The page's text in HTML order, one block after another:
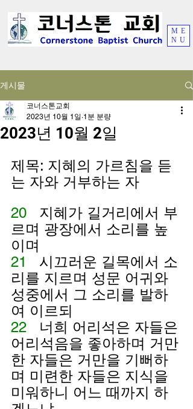
ME
NU
게시물
2023년 10월 2일
코너스톤교회
2023년 10월 1일 1분 분량
제목: 지혜의 가르침을 듣
는 자와 거부하는 자
20 지혜가 길거리에서 부
르며 광장에서 소리를 높
이며
21 시끄러운 길목에서 소
리를 지르며 성문 어귀와
성중에서 그 소리를 발하
여 이르되
22 너희 어리석은 자들은
어리석음을 좋아하며 거만
한 자들은 거만을 기뻐하
며 미련한 자들은 지식을
미워하니 어느 때까지 하